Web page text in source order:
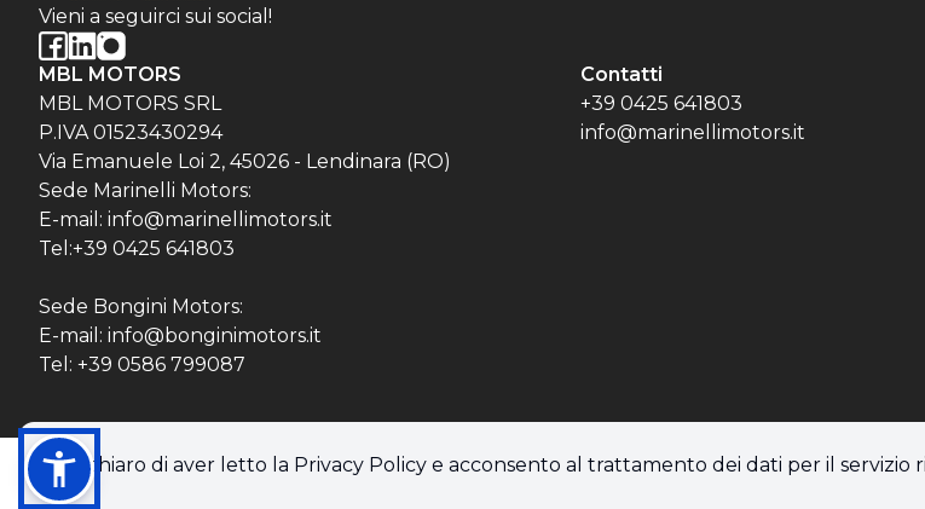
Vieni a seguirci sui social!
MBL MOTORS
MBL MOTORS SRL
P.IVA 01523430294
Via Emanuele Loi 2, 45026 - Lendinara (RO)
Sede Marinelli Motors:
E-mail: info@marinellimotors.it
Tel:+39 0425 641803
Sede Bongini Motors:
E-mail: info@bonginimotors.it
Tel: +39 0586 799087
Contatti
+39 0425 641803
info@marinellimotors.it
Dichiaro di aver letto la Privacy Policy e acconsento al trattamento dei dati per il servizio
© 2026 MBL MOTORS SRL. Tutti i diritti riservati.